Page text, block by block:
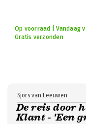
Op voorraad | Vandaag
Gratis verzonden
De reis door
Klant - 'Een
Sjors van Leeuwen